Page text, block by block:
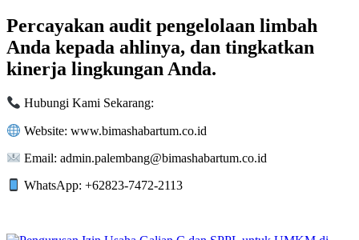
Percayakan audit pengelolaan limbah
Anda kepada ahlinya, dan tingkatkan
kinerja lingkungan Anda.
Hubungi Kami Sekarang:
Website: www.bimashabartum.co.id
Email: admin.palembang@bimashabartum.co.id
WhatsApp: +62823-7472-2113